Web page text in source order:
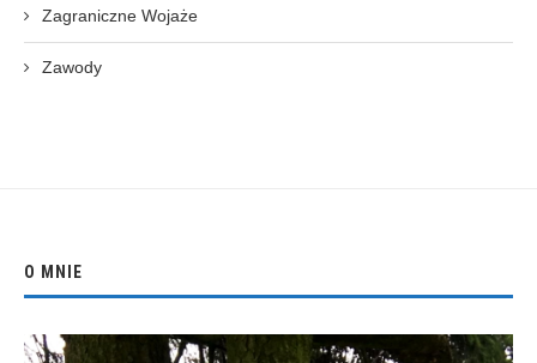
Zagraniczne Wojaże
Zawody
O MNIE